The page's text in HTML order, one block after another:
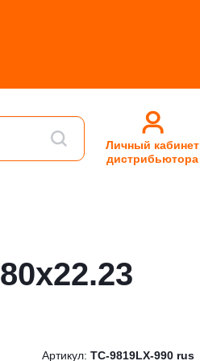
Личный кабинет
дистрибьютора
Артикул: TC-9819LX-990 rus